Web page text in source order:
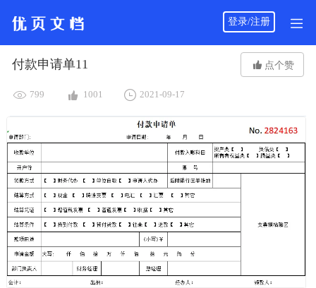
登录/注册
付款申请单11  点个赞
 799  1001  2021-09-17